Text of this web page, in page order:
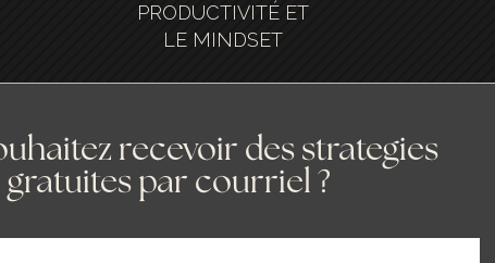
PRODUCTIVITÉ ET
LE MINDSET
recevoir des strategies
gratuites par courriel ?